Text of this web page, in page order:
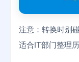
注意：转换时别
适合IT部门整理